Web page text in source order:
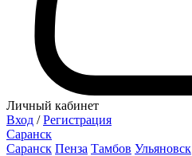
Личный кабинет
Вход / Регистрация
Саранск
Саранск Пенза Тамбов Ульяновск